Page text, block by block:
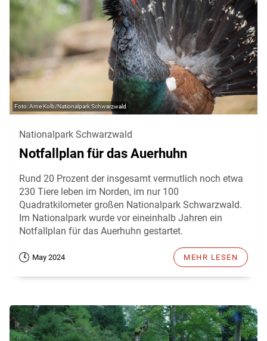
Arne Kolb/Nationalpark Schwarzwald
Nationalpark Schwarzwald
Notfallplan für das Auerhuhn
Rund 20 Prozent der insgesamt vermutlich noch etwa
230 Tiere leben im Norden, im nur 100
Quadratkilometer großen Nationalpark Schwarzwald.
Im Nationalpark wurde vor eineinhalb Jahren ein
Notfallplan für das Auerhuhn gestartet.
May 2024 MEHR LESEN